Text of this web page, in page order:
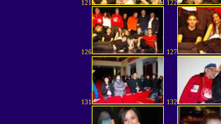
121 122
126 127
131 132